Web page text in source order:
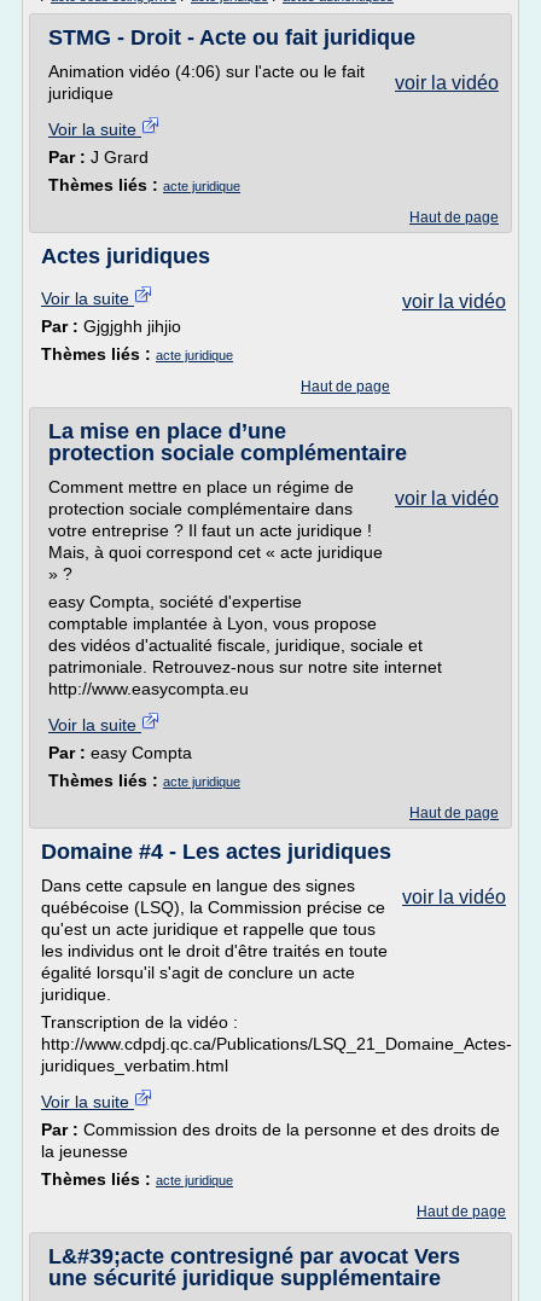
STMG - Droit - Acte ou fait juridique
voir la vidéo
Animation vidéo (4:06) sur l'acte ou le fait
juridique
Voir la suite
Par : J Grard
Thèmes liés : acte juridique
Haut de page
Actes juridiques
voir la vidéo
Voir la suite
Par : Gjgjghh jihjio
Thèmes liés : acte juridique
Haut de page
La mise en place d’une
protection sociale complémentaire
voir la vidéo
Comment mettre en place un régime de
protection sociale complémentaire dans
votre entreprise ? Il faut un acte juridique !
Mais, à quoi correspond cet « acte juridique
» ?
easy Compta, société d'expertise
comptable implantée à Lyon, vous propose
des vidéos d'actualité fiscale, juridique, sociale et
patrimoniale. Retrouvez-nous sur notre site internet
http://www.easycompta.eu
Voir la suite
Par : easy Compta
Thèmes liés : acte juridique
Haut de page
Domaine #4 - Les actes juridiques
voir la vidéo
Dans cette capsule en langue des signes
québécoise (LSQ), la Commission précise ce
qu'est un acte juridique et rappelle que tous
les individus ont le droit d'être traités en toute
égalité lorsqu'il s'agit de conclure un acte
juridique.
Transcription de la vidéo :
http://www.cdpdj.qc.ca/Publications/LSQ_21_Domaine_Actes-
juridiques_verbatim.html
Voir la suite
Par : Commission des droits de la personne et des droits de
la jeunesse
Thèmes liés : acte juridique
Haut de page
L&#39;acte contresigné par avocat Vers
une sécurité juridique supplémentaire